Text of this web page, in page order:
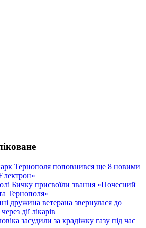
Тернополя поповнився ще 8 новими
Бичку присвоїли звання «Почесний
Тернополя»
дружина ветерана звернулася до
дії лікарів
засудили за крадіжку газу під час